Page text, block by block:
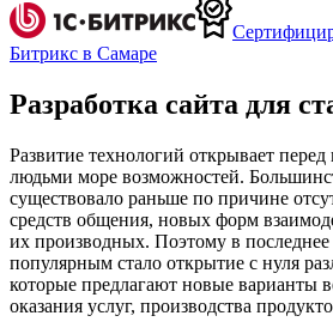
Битрикс в Самаре
Разработка сайта для
Развитие технологий открывает
людьми море возможностей.
существовало раньше по причине
средств общения, новых форм
их производных. Поэтому в последнее
популярным стало открытие с нуля
которые предлагают новые варианты
оказания услуг, производства